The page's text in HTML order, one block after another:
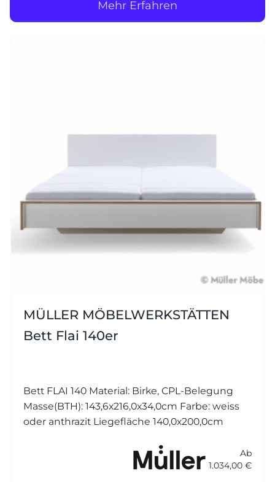
Mehr Erfahren
MÜLLER MÖBELWERKSTÄTTEN
Bett Flai 140er
Bett FLAI 140 Material: Birke, CPL-Belegung
Masse(BTH): 143,6x216,0x34,0cm Farbe: weiss
oder anthrazit Liegefläche 140,0x200,0cm
Ab
1.034,00 €